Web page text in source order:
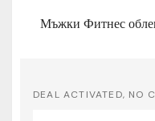
Мъжки Фитнес
DEAL ACTIVATED, NO